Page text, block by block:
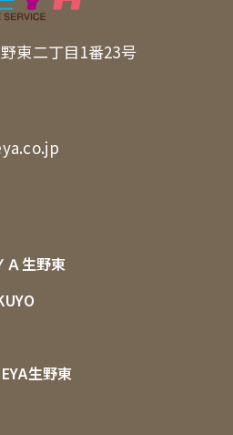
東二丁目1番23号
Ａ生野東
生野東